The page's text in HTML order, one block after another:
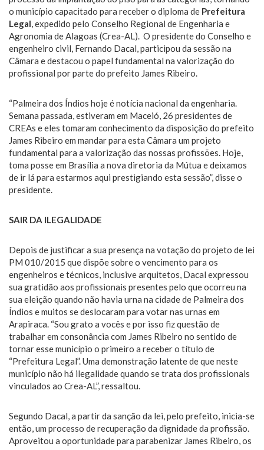
o município capacitado para receber o diploma de Prefeitura
Legal, expedido pelo Conselho Regional de Engenharia e
Agronomia de Alagoas (Crea-AL). O presidente do Conselho e
engenheiro civil, Fernando Dacal, participou da sessão na
Câmara e destacou o papel fundamental na valorização do
profissional por parte do prefeito James Ribeiro.
“Palmeira dos Índios hoje é notícia nacional da engenharia.
Semana passada, estiveram em Maceió, 26 presidentes de
CREAs e eles tomaram conhecimento da disposição do prefeito
James Ribeiro em mandar para esta Câmara um projeto
fundamental para a valorização das nossas profissões. Hoje,
toma posse em Brasília a nova diretoria da Mútua e deixamos
de ir lá para estarmos aqui prestigiando esta sessão”, disse o
presidente.
SAIR DA ILEGALIDADE
Depois de justificar a sua presença na votação do projeto de lei
PM 010/2015 que dispõe sobre o vencimento para os
engenheiros e técnicos, inclusive arquitetos, Dacal expressou
sua gratidão aos profissionais presentes pelo que ocorreu na
sua eleição quando não havia urna na cidade de Palmeira dos
Índios e muitos se deslocaram para votar nas urnas em
Arapiraca. “Sou grato a vocês e por isso fiz questão de
trabalhar em consonância com James Ribeiro no sentido de
tornar esse município o primeiro a receber o título de
“Prefeitura Legal”. Uma demonstração latente de que neste
município não há ilegalidade quando se trata dos profissionais
vinculados ao Crea-AL”, ressaltou.
Segundo Dacal, a partir da sanção da lei, pelo prefeito, inicia-se
então, um processo de recuperação da dignidade da profissão.
Aproveitou a oportunidade para parabenizar James Ribeiro, os